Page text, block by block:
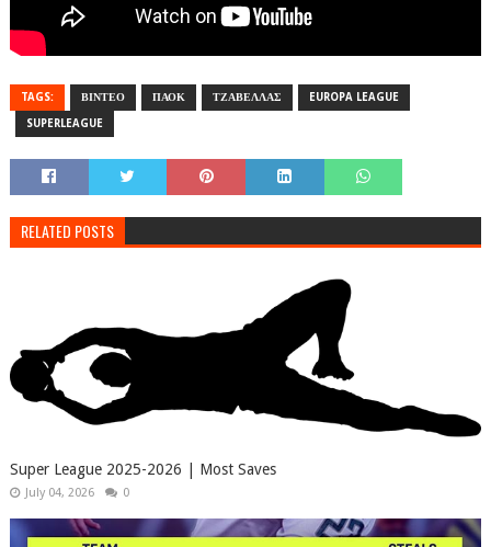
TAGS: ΒΙΝΤΕΟ ΠΑΟΚ ΤΖΑΒΕΛΛΑΣ EUROPA LEAGUE
SUPERLEAGUE
RELATED POSTS
Super League 2025-2026 | Most Saves
July 04, 2026 0